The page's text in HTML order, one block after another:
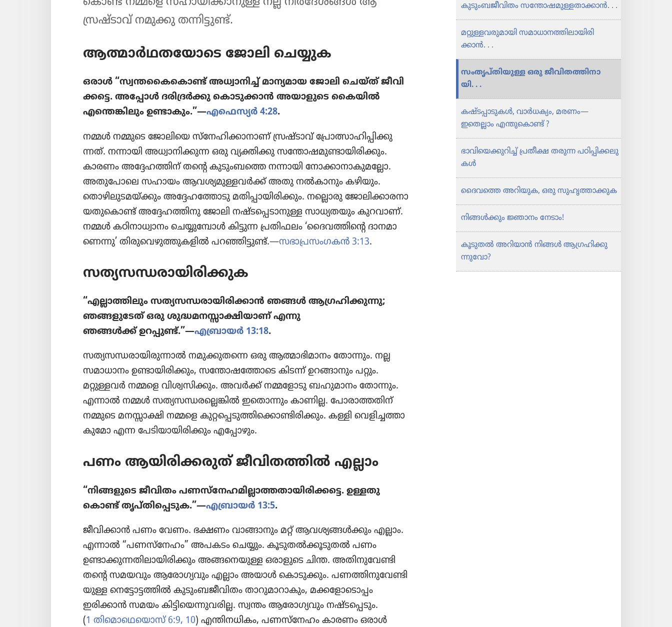
സ്രഷ്ടാവ്‌ നമുക്കു തന്നിട്ടുണ്ട്‌.
ആത്മാർഥ​ത​യോ​ടെ ജോലി ചെയ്യുക
ഒരാൾ “സ്വന്ത​കൈ​കൊണ്ട്‌ അധ്വാ​നിച്ച്‌ മാന്യ​മായ ജോലി ചെയ്‌ത്‌ ജീവി​
ക്കട്ടെ. അപ്പോൾ ദരി​ദ്രർക്കു കൊടു​ക്കാൻ അയാളു​ടെ കൈയിൽ
എന്തെങ്കി​ലും ഉണ്ടാകും.”—എഫെസ്യർ 4:28.
നമ്മൾ നമ്മുടെ ജോലി​യെ സ്‌നേ​ഹി​ക്കാ​നാണ്‌ സ്രഷ്ടാവ്‌ പ്രോ​ത്സാ​ഹി​പ്പി​ക്കു​
ന്നത്‌. നന്നായി അധ്വാ​നി​ക്കുന്ന ഒരു വ്യക്തിക്കു സന്തോ​ഷ​മു​ണ്ടാ​യി​രി​ക്കും.
കാരണം അദ്ദേഹ​ത്തിന്‌ തന്റെ കുടും​ബത്തെ നന്നായി നോക്കാ​നാ​കു​മ​ല്ലോ.
അതു​പോ​ലെ സഹായം ആവശ്യ​മു​ള്ള​വർക്ക്‌ അതു നൽകാ​നും കഴിയും.
തൊഴി​ലു​ട​മ​യ്‌ക്കും അദ്ദേഹ​ത്തോ​ടു മതിപ്പാ​യി​രി​ക്കും. നല്ലൊരു ജോലി​ക്കാ​ര​നാ​
യ​തു​കൊണ്ട്‌ അദ്ദേഹ​ത്തി​നു ജോലി നഷ്ടപ്പെ​ടാ​നുള്ള സാധ്യ​ത​യും കുറവാണ്‌.
നമ്മൾ കഠിനാ​ധ്വാ​നം ചെയ്യു​മ്പോൾ കിട്ടുന്ന പ്രതി​ഫലം ‘ദൈവ​ത്തി​ന്റെ ദാനമാ​
ണെന്നു’ തിരു​വെ​ഴു​ത്തു​ക​ളിൽ പറഞ്ഞി​ട്ടുണ്ട്‌.—സഭാ​പ്ര​സം​ഗകൻ 3:13.
സത്യസ​ന്ധ​രാ​യി​രി​ക്കുക
“എല്ലാത്തി​ലും സത്യസ​ന്ധ​രാ​യി​രി​ക്കാൻ ഞങ്ങൾ ആഗ്രഹി​ക്കു​ന്നു;
ഞങ്ങളു​ടേത്‌ ഒരു ശുദ്ധമ​ന​സ്സാ​ക്ഷി​യാണ്‌ എന്നു
ഞങ്ങൾക്ക്‌ ഉറപ്പുണ്ട്‌.”—എബ്രായർ 13:18.
സത്യസ​ന്ധ​രാ​യി​രു​ന്നാൽ നമുക്കു​തന്നെ ഒരു ആത്മാഭി​മാ​നം തോന്നും. നല്ല
സമാധാ​നം ഉണ്ടായി​രി​ക്കും, സന്തോ​ഷ​ത്തോ​ടെ കിടന്ന്‌ ഉറങ്ങാ​നും പറ്റും.
മറ്റുള്ളവർ നമ്മളെ വിശ്വ​സി​ക്കും. അവർക്ക്‌ നമ്മളോ​ടു ബഹുമാ​നം തോന്നും.
എന്നാൽ നമ്മൾ സത്യസ​ന്ധ​ര​ല്ലെ​ങ്കിൽ ഇതൊ​ന്നും കാണില്ല. പോരാ​ത്ത​തിന്‌
നമ്മുടെ മനസ്സാക്ഷി നമ്മളെ കുറ്റ​പ്പെ​ടു​ത്തി​ക്കൊ​ണ്ടി​രി​ക്കും. കള്ളി വെളി​ച്ച​ത്താ​
കു​മോ എന്ന പേടി​യാ​യി​രി​ക്കും എപ്പോ​ഴും.
പണം ആയിരി​ക്ക​രുത്‌ ജീവി​ത​ത്തിൽ എല്ലാം
“നിങ്ങളു​ടെ ജീവിതം പണസ്‌നേ​ഹ​മി​ല്ലാ​ത്ത​താ​യി​രി​ക്കട്ടെ. ഉള്ളതു​
കൊണ്ട്‌ തൃപ്‌തി​പ്പെ​ടുക.”—എബ്രായർ 13:5.
ജീവി​ക്കാൻ പണം വേണം. ഭക്ഷണം വാങ്ങാ​നും മറ്റ്‌ ആവശ്യ​ങ്ങൾക്കും എല്ലാം.
എന്നാൽ “പണസ്‌നേഹം” അപകടം ചെയ്യും. കൂടു​തൽക്കൂ​ടു​തൽ പണം
ഉണ്ടാക്കു​ന്ന​തി​ലാ​യി​രി​ക്കും അങ്ങനെ​യുള്ള ഒരാളു​ടെ ചിന്ത. അതിനു​വേണ്ടി
തന്റെ സമയവും ആരോ​ഗ്യ​വും എല്ലാം അയാൾ കൊടു​ക്കും. പണത്തി​നു​വേ​ണ്ടി​
യുള്ള നെട്ടോ​ട്ട​ത്തിൽ കുടും​ബ​ജീ​വി​തം താറു​മാ​റാ​കും, മക്കളോ​ടൊ​പ്പം
ഇരിക്കാൻ സമയം കിട്ടി​യെ​ന്നു​വ​രില്ല. സ്വന്തം ആരോ​ഗ്യ​വും നഷ്ടപ്പെ​ടും.
(1 തിമൊ​ഥെ​യൊസ്‌ 6:9, 10) എന്തിന​ധി​കം, പണസ്‌നേഹം കാരണം ഒരാൾ
ഴി​
ജ്ഞാന​
ഴി​
കുടും​ബ​ജീ​വി​തം സന്തോ​ഷ​മു​ള്ള​താ​ക്കാൻ. . .
മറ്റുള്ള​വ​രു​മാ​യി സമാധാ​ന​ത്തി​ലാ​യി​രി​
ക്കാൻ. . .
സംതൃ​പ്‌തി​യുള്ള ഒരു ജീവി​ത​ത്തി​നാ​
യി. . .
കഷ്ടപ്പാ​ടു​കൾ, വാർധ​ക്യം, മരണം—
ഇതെല്ലാം എന്തുകൊണ്ട്‌ ?
ഭാവി​യെ​ക്കു​റിച്ച്‌ പ്രതീക്ഷ തരുന്ന പഠിപ്പി​ക്ക​ലു​
കൾ
ദൈവത്തെ അറിയുക, ഒരു സുഹൃ​ത്താ​ക്കുക
നിങ്ങൾക്കും ജ്ഞാനം നേടാം!
കൂടുതൽ അറിയാൻ നിങ്ങൾ ആഗ്രഹി​ക്കു​
ന്നു​വോ?